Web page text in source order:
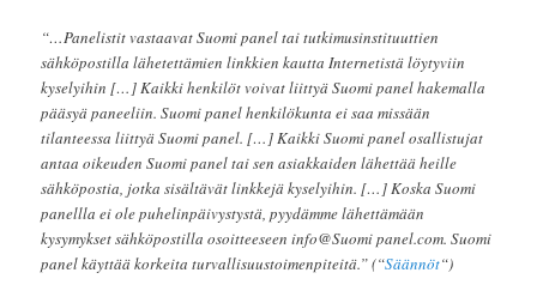
“…Panelistit vastaavat Suomi panel tai tutkimusinstituuttien
sähköpostilla lähetettämien linkkien kautta Internetistä löytyviin
kyselyihin […] Kaikki henkilöt voivat liittyä Suomi panel hakemalla
pääsyä paneeliin. Suomi panel henkilökunta ei saa missään
tilanteessa liittyä Suomi panel. […] Kaikki Suomi panel osallistujat
antaa oikeuden Suomi panel tai sen asiakkaiden lähettää heille
sähköpostia, jotka sisältävät linkkejä kyselyihin. […] Koska Suomi
panellla ei ole puhelinpäivystystä, pyydämme lähettämään
kysymykset sähköpostilla osoitteeseen info@Suomi panel.com. Suomi
panel käyttää korkeita turvallisuustoimenpiteitä.” (“Säännöt“)